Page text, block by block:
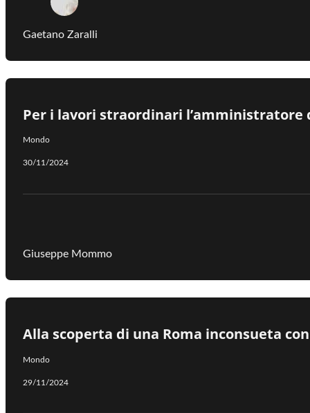
Gaetano Zaralli
Per i lavori straordinari l’amministratore
Mondo
30/11/2024
Giuseppe Mommo
Alla scoperta di una Roma inconsueta
Mondo
29/11/2024